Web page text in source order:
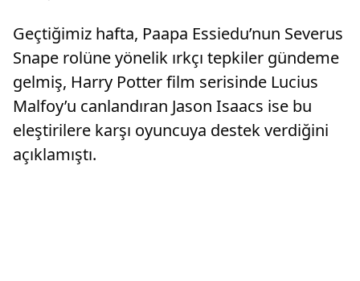
Geçtiğimiz hafta, Paapa Essiedu’nun Severus
Snape rolüne yönelik ırkçı tepkiler gündeme
gelmiş, Harry Potter film serisinde Lucius
Malfoy’u canlandıran Jason Isaacs ise bu
eleştirilere karşı oyuncuya destek verdiğini
açıklamıştı.